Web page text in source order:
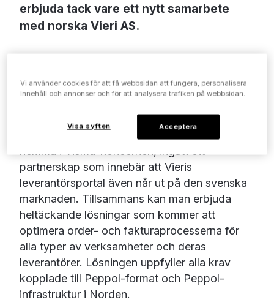
erbjuda tack vare ett nytt samarbete
med norska Vieri AS.
inom digital affärskommunikation. Vieri har
programvaror för elektroniska beställningar.
partnerskap som innebär att Vieris
leverantörsportal även når ut på den svenska
marknaden. Tillsammans kan man erbjuda
heltäckande lösningar som kommer att
optimera order- och fakturaprocesserna för
alla typer av verksamheter och deras
leverantörer. Lösningen uppfyller alla krav
kopplade till Peppol-format och Peppol-
infrastruktur i Norden.
Vi använder cookies för att få webbsidan att fungera, personalisera
innehåll och annonser och för att analysera trafiken på webbsidan.
Visa syften Acceptera